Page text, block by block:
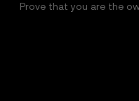
Prove that you are the